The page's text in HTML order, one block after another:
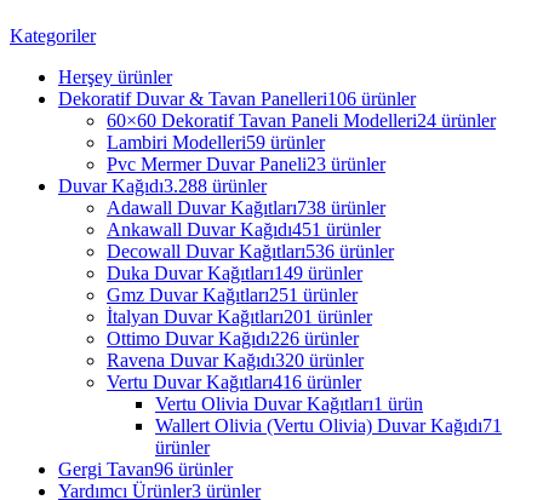
Kategoriler
Herşey ürünler
Dekoratif Duvar & Tavan Panelleri106 ürünler
60×60 Dekoratif Tavan Paneli Modelleri24 ürünler
Lambiri Modelleri59 ürünler
Pvc Mermer Duvar Paneli23 ürünler
Duvar Kağıdı3.288 ürünler
Adawall Duvar Kağıtları738 ürünler
Ankawall Duvar Kağıdı451 ürünler
Decowall Duvar Kağıtları536 ürünler
Duka Duvar Kağıtları149 ürünler
Gmz Duvar Kağıtları251 ürünler
İtalyan Duvar Kağıtları201 ürünler
Ottimo Duvar Kağıdı226 ürünler
Ravena Duvar Kağıdı320 ürünler
Vertu Duvar Kağıtları416 ürünler
Vertu Olivia Duvar Kağıtları1 ürün
Wallert Olivia (Vertu Olivia) Duvar Kağıdı71
ürünler
Gergi Tavan96 ürünler
Yardımcı Ürünler3 ürünler